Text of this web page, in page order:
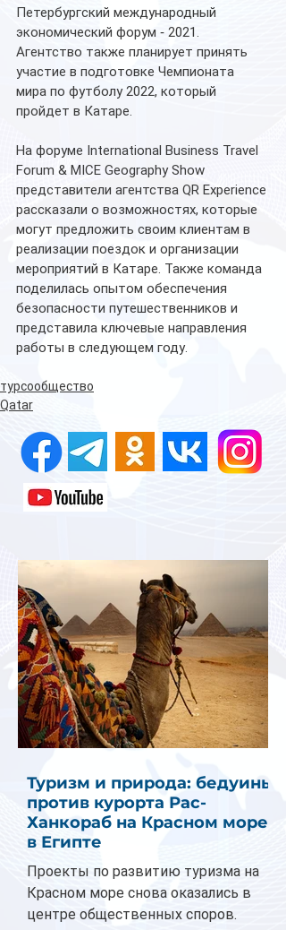
Петербургский международный
экономический форум ‑ 2021.
Агентство также планирует принять
участие в подготовке Чемпионата
мира по футболу 2022, который
пройдет в Катаре.
На форуме International Business Travel
Forum & MICE Geography Show
представители агентства QR Experience
рассказали о возможностях, которые
могут предложить своим клиентам в
реализации поездок и организации
мероприятий в Катаре. Также команда
поделилась опытом обеспечения
безопасности путешественников и
представила ключевые направления
работы в следующем году.
турсообщество
Qatar
Туризм и природа: бедуины
против курорта Рас-
Ханкораб на Красном море
в Египте
Проекты по развитию туризма на
Красном море снова оказались в
центре общественных споров.